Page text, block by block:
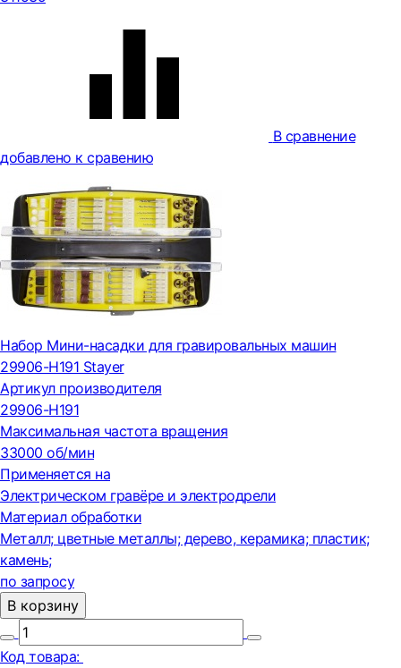
В сравнение
добавлено к сравению
Набор Мини-насадки для гравировальных машин
29906-H191 Stayer
Артикул производителя
29906-H191
Максимальная частота вращения
33000 об/мин
Применяется на
Электрическом гравёре и электродрели
Материал обработки
Металл; цветные металлы; дерево, керамика; пластик;
камень;
по запросу
В корзину
Код товара: